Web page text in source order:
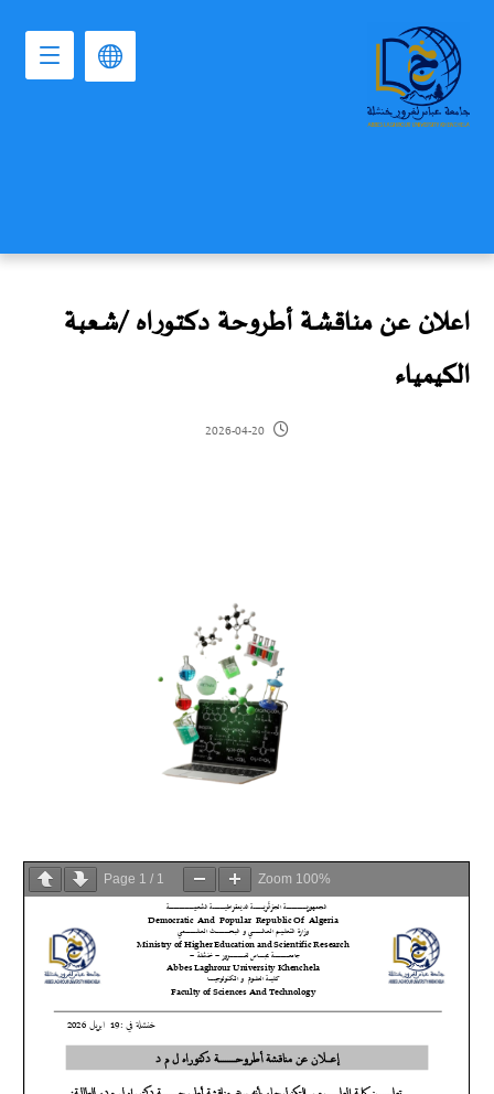
اعلان عن مناقشة أطروحة دكتوراه /شعبة
الكيمياء
2026-04-20
Page 1 / 1 Zoom 100%